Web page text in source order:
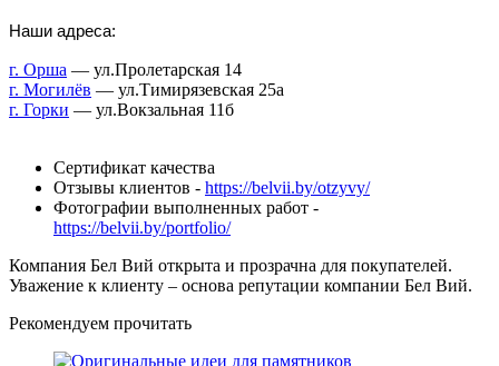
Наши адреса:
г. Орша — ул.Пролетарская 14
г. Могилёв — ул.Тимирязевская 25а
г. Горки — ул.Вокзальная 11б
Сертификат качества
Отзывы клиентов - https://belvii.by/otzyvy/
Фотографии выполненных работ -
https://belvii.by/portfolio/
Компания Бел Вий открыта и прозрачна для покупателей.
Уважение к клиенту – основа репутации компании Бел Вий.
Рекомендуем прочитать